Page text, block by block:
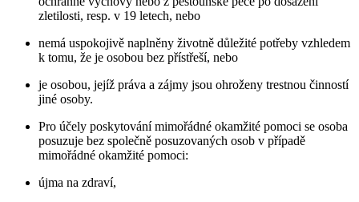
zletilosti, resp. v 19 letech, nebo
nemá uspokojivě naplněny životně důležité potřeby vzhledem
k tomu, že je osobou bez přístřeší, nebo
je osobou, jejíž práva a zájmy jsou ohroženy trestnou činností
jiné osoby.
Pro účely poskytování mimořádné okamžité pomoci se osoba
posuzuje bez společně posuzovaných osob v případě
mimořádné okamžité pomoci:
újma na zdraví,